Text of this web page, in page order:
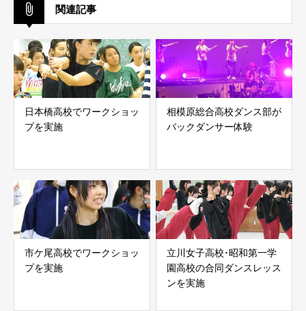
関連記事
日本橋高校でワークショッ
プを実施
相模原総合高校ダンス部が
バックダンサー体験
市ケ尾高校でワークショッ
プを実施
立川女子高校･昭和第一学
園高校の合同ダンスレッス
ンを実施